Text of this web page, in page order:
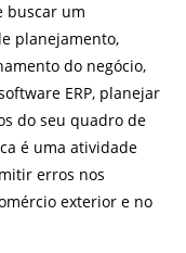
buscar um
planejamento,
do negócio,
ERP, planejar
do seu quadro de
é uma atividade
erros nos
exterior e no